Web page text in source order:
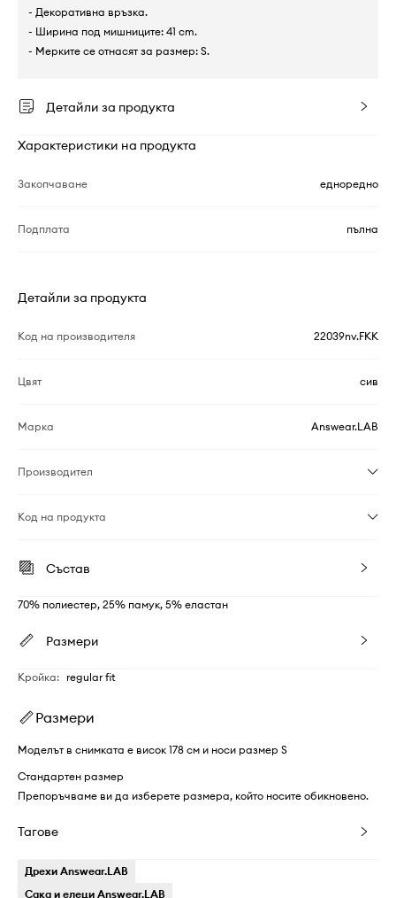
- Декоративна връзка.
- Ширина под мишниците: 41 cm.
- Мерките се отнасят за размер: S.
Детайли за продукта
Характеристики на продукта
Закопчаване едноредно
Подплата пълна
Детайли за продукта
Код на производителя 22039nv.FKK
Цвят сив
Марка Answear.LAB
Производител
Код на продукта
Състав
70% полиестер, 25% памук, 5% еластан
Размери
Кройка: regular fit
Размери
Моделът в снимката е висок 178 см и носи размер S
Стандартен размер
Препоръчваме ви да изберете размера, който носите обикновено.
Тагове
Дрехи Answear.LAB
Сака и елеци Answear.LAB